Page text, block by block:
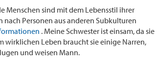
Menschen sind mit dem Lebensstil ihrer
Personen aus anderen Subkulturen
. Meine Schwester ist einsam, da sie
wirklichen Leben braucht sie einige Narren,
und weisen Mann.